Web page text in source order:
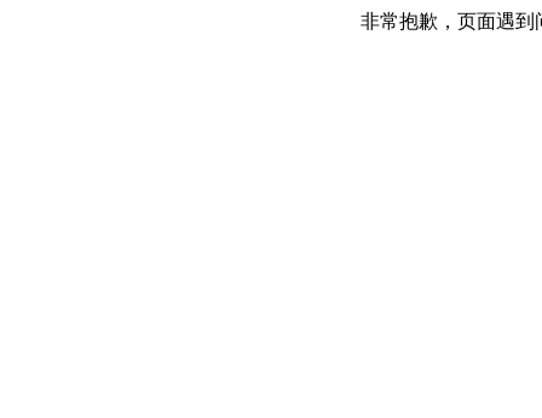
非常抱歉，页面遇到